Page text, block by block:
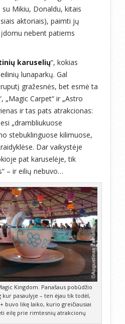
Mikiu, Donaldu, kitais
aktoriais), paimti jų
nebent patiems
karuselių“, kokias
lunaparkų. Gal
gražesnės, bet esmė ta
„Magic Carpet“ ir „Astro
ir tas pats atrakcionas:
„drambliukuose
stebuklinguose kilimuose,
Dar vaikystėje
pat karuselėje, tik
– ir eilių nebuvo…
Kingdom. Panašaus pobūdžio
kur pasaulyje – ten ėjau tik todėl,
buvo likę laiko, kurio greičiausiai
eilę prie rimtesnių atrakcionų